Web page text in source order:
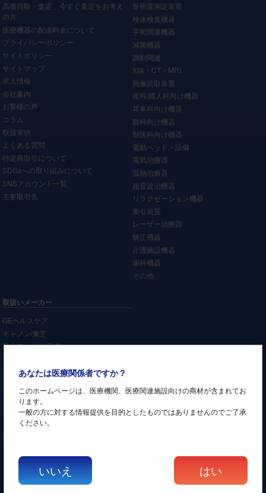
あなたは医療関係者ですか？
このホームページは、医療機関、医療関連施設向けの商材が含まれてお
ります。
一般の方に対する情報提供を目的としたものではありませんのでご了承
ください。
いいえ はい
高価買取・査定 今すぐ査定をお考え
の方
医療機器の配送料金について
プライバシーポリシー
サイトポリシー
サイトマップ
求人情報
会社案内
お客様の声
コラム
取扱実績
よくある質問
特定商取引について
SDGsへの取り組みについて
SNSアカウント一覧
主要取引先
骨密度測定装置
検体検査機器
手術関連機器
滅菌機器
調剤関連
X線・CT・MRI
画像読取装置
産科/婦人科向け機器
耳鼻科向け機器
眼科向け機器
獣医科向け機器
電動ベッド・設備
電気治療器
温熱治療器
超音波治療器
リラクゼーション機器
牽引装置
レーザー治療器
矯正機器
介護施設機器
歯科機器
その他
取扱いメーカー
GEヘルスケア
キャノン/東芝
富士フィルム/日立
フィリップス
オリンパス
ストライカー
ペンタックス
コニカミノルタ
島津
トプコン
ニデック
ライカ